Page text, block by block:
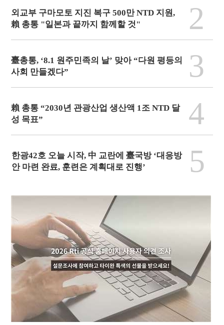
외교부 구마모토 지진 복구 500만 NTD 지원,
賴 총통 "일본과 끝까지 함께할 것"
2
臺총통, ‘8.1 원주민족의 날’ 맞아 “다원 평등의
사회 만들겠다”
3
賴 총통 “2030년 관광산업 생산액 1조 NTD 달
성 목표”
4
한광42호 오늘 시작, 中 교란에 臺국방 ‘대응방
안 마련 완료, 훈련은 계획대로 진행’
5